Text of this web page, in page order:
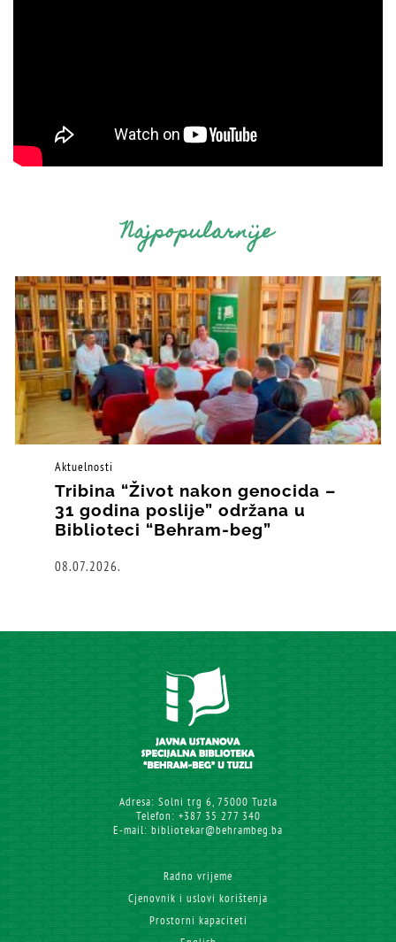
Najpopularnije
Aktuelnosti
Tribina “Život nakon genocida –
31 godina poslije” održana u
Biblioteci “Behram-beg”
08.07.2026.
Adresa: Solni trg 6, 75000 Tuzla
Telefon: +387 35 277 340
E-mail: bibliotekar@behrambeg.ba
Radno vrijeme
Cjenovnik i uslovi korištenja
Prostorni kapaciteti